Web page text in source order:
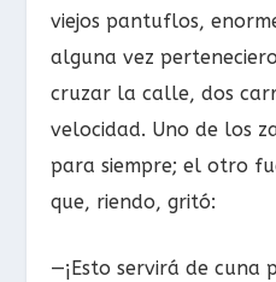
viejos pantuflos,
alguna vez
cruzar la calle, dos
velocidad. Uno de los
para siempre; el otro
que, riendo, gritó:
—¡Esto servirá de cuna